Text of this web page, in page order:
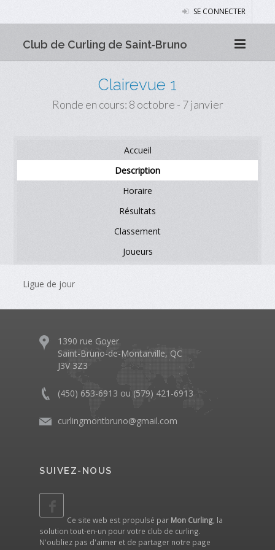
SE CONNECTER
Club de Curling de Saint‑Bruno
Clairevue 1
Ronde en cours: 8 octobre - 7 janvier
Accueil
Description
Horaire
Résultats
Classement
Joueurs
Ligue de jour
1390 rue Goyer
Saint-Bruno-de-Montarville, QC
J3V 3Z3
(450) 653-6913 ou (579) 421-6913
curlingmontbruno@gmail.com
SUIVEZ-NOUS
Ce site web est propulsé par Mon Curling, la
solution tout-en-un pour votre club de curling.
N'oubliez pas d'aimer et de partager notre page